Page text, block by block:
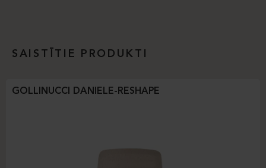
SAISTĪTIE PRODUKTI
GOLLINUCCI DANIELE-RESHAPE